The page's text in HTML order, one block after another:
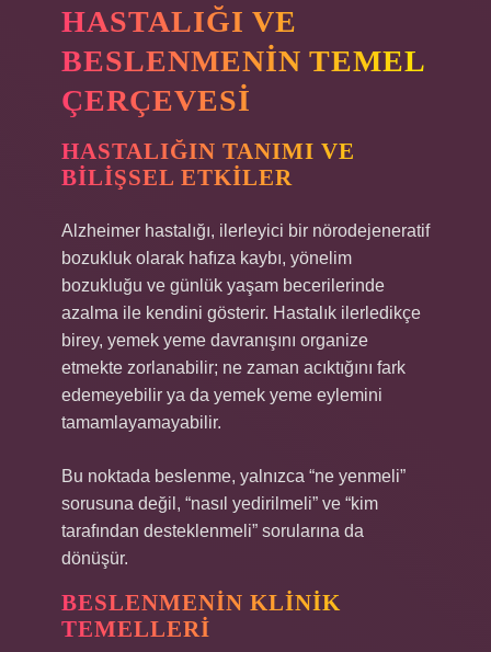
HASTALIĞI VE
BESLENMENIN TEMEL
ÇERÇEVESI
HASTALIĞIN TANIMI VE
BILIŞSEL ETKILER
Alzheimer hastalığı, ilerleyici bir nörodejeneratif
bozukluk olarak hafıza kaybı, yönelim
bozukluğu ve günlük yaşam becerilerinde
azalma ile kendini gösterir. Hastalık ilerledikçe
birey, yemek yeme davranışını organize
etmekte zorlanabilir; ne zaman acıktığını fark
edemeyebilir ya da yemek yeme eylemini
tamamlayamayabilir.
Bu noktada beslenme, yalnızca “ne yenmeli”
sorusuna değil, “nasıl yedirilmeli” ve “kim
tarafından desteklenmeli” sorularına da
dönüşür.
BESLENMENIN KLINIK
TEMELLERI